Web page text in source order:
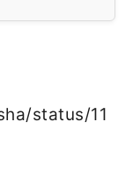
status/11